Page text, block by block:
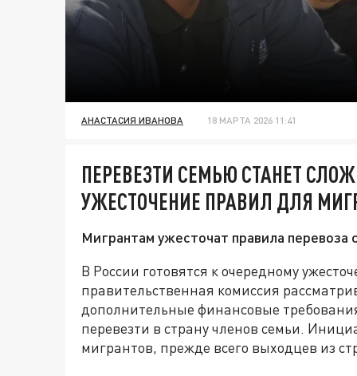
АНАСТАСИЯ ИВАНОВА 18 МАРТА 2026 11:41
ПЕРЕВЕЗТИ СЕМЬЮ СТАНЕТ
УЖЕСТОЧЕНИЕ ПРАВИЛ ДЛЯ
Мигрантам ужесточат правила перевоза
В России готовятся к очередному
правительственная комиссия
дополнительные финансовые
перевезти в страну членов семьи.
мигрантов, прежде всего выходцев из